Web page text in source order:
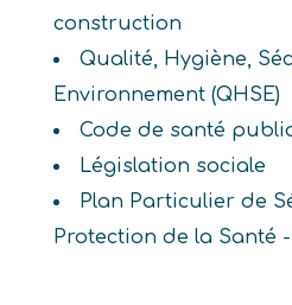
construction
Qualité, Hygiène,
Environnement (QHSE)
Code de santé
Législation sociale
Plan Particulier de
Protection de la Santé -